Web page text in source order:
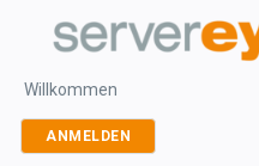
Willkommen
ANMELDEN